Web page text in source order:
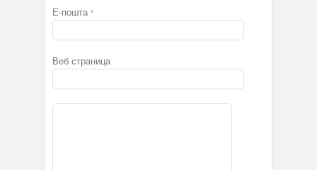
Е-пошта *
Веб страница